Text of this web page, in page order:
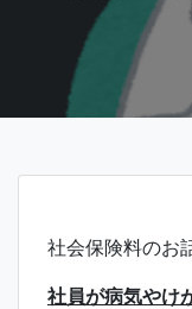
社会保険料のお
社員が病気やけ